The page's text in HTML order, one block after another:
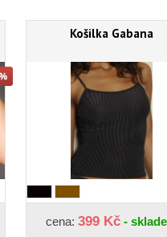
Košilka Gabana
cena: 399 Kč -